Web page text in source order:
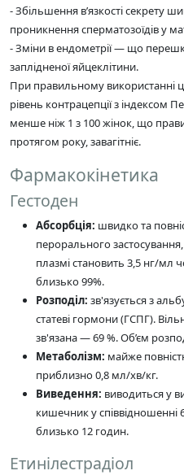
- Збільшення в’язкості секрету
проникнення сперматозоїдів у
- Зміни в ендометрії — що
заплідненої яйцеклітини.
При правильному використанні
рівень контрацепції з
менше ніж 1 з 100 жінок, що
протягом року, завагітніє.
Фармакокінетика
Гестоден
Абсорбція: швидко та
перорального
плазмі становить 3,5 нг/мл
близько 99%.
Розподіл: зв'язується з
статеві гормони (ГСПГ).
зв'язана — 69 %. Об’єм
Метаболізм: майже
приблизно 0,8 мл/хв/кг.
Виведення: виводиться у
кишечник у співвідношенні
близько 12 годин.
Етинілестрадіол